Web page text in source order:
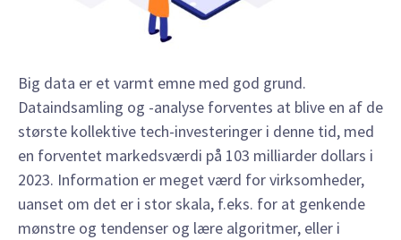
Big data er et varmt emne med god grund.
Dataindsamling og -analyse forventes at blive en af de
største kollektive tech-investeringer i denne tid, med
en forventet markedsværdi på 103 milliarder dollars i
2023. Information er meget værd for virksomheder,
uanset om det er i stor skala, f.eks. for at genkende
mønstre og tendenser og lære algoritmer, eller i